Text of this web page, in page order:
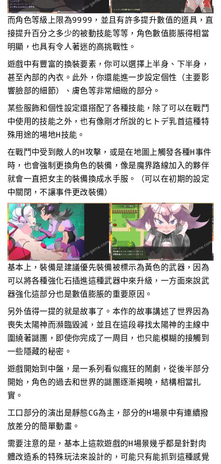
而角色等級上限為9999，並且有許多提升數值的道具，直
接提升百分之多少的被動技能等等，角色數值膨脹得相當
明顯，也具有令人著迷的高挑戰性。
遊戲中有豐富的換裝要素，你可以選擇上半身、下半身，
甚至內部的內衣。此外，你還能進一步設定個性（主要影
響臉部的細節）、膚色等非常細緻的部分。
某些服飾和個性設定還搭配了各種技能，除了可以在戰鬥
中使用的技能之外，也有像剛才所說的ヒトデ乳首這種特
殊用途的場地H技能。
在戰鬥中受到敵人的H攻擊，或是在地圖上觸發各種H事件
時，也會強制更換角色的裝備，像是魔界路線加入的夥伴
就會一直把女主的裝備換成水手服。（可以在初期的設定
中關閉，不讓事件更改裝備）
基本上，裝備是建議優先裝備被標示為黃色的武器，因為
可以將各種強化石插進這種武器中來升級，一方面來說武
器強化這部分也是數值膨脹的重要原因。
另外值得一提的就是故事了。本作的故事講述了世界因為
喪失太陽神而瀕臨毀滅，並且在這段尋找太陽神的主線中
圍繞著謎團，即使你完成了一周目，也只能模糊的接觸到
一些隱藏的秘密。
遊戲開始到中盤，是一系列看似瘋狂的鬧劇，從後半部分
開始，角色的過去和世界的謎團逐漸揭曉，結構相當扎
實。
工口部分的演出是靜態CG為主，部分的H場景中有連續撥
放差分的簡單動畫。
需要注意的是，基本上這款遊戲的H場景幾乎都是針對肉
體改造系的特殊玩法來設計的，可能只有能抓到這種感覺